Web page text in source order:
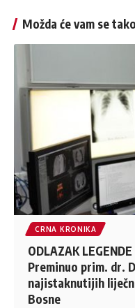
Možda će vam se
CRNA KRONIKA
ODLAZAK
Preminuo prim. dr.
najistaknutijih
Bosne